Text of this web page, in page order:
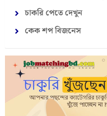
চাকরি পেতে দেখুন
কেক শপ বিজনেস